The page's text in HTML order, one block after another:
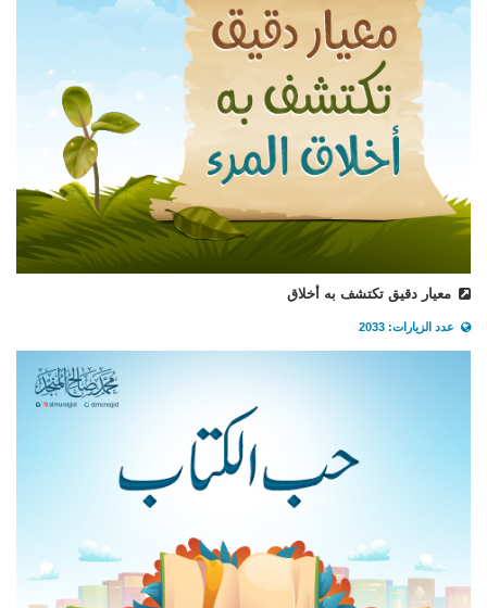
معيار دقيق تكتشف به أخلاق
عدد الزيارات: 2033